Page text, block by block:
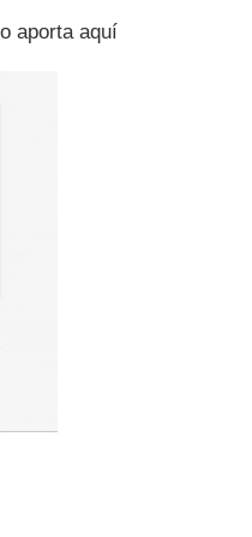
la
de una
piensan
que con
los
un
esta
aporta aquí